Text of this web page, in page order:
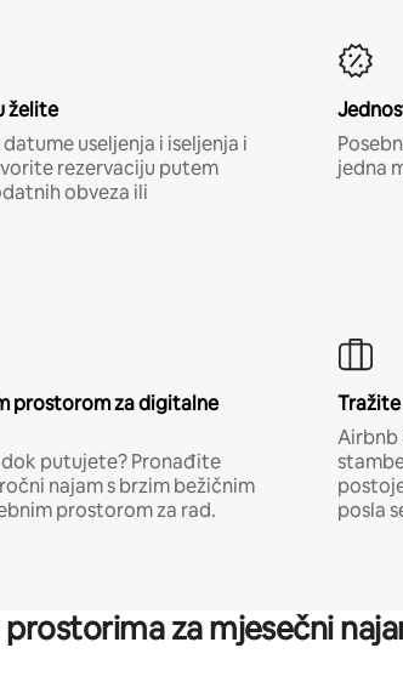
želite
useljenja i iseljenja i
rezervaciju putem
obveza ili
jedna
prostorom za digitalne
putujete? Pronađite
najam s brzim bežičnim
prostorom za rad.
Airbnb
posla
prostorima za mjesečni